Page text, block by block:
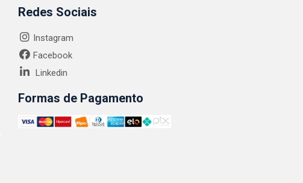
Redes Sociais
Instagram
Facebook
Linkedin
Formas de Pagamento